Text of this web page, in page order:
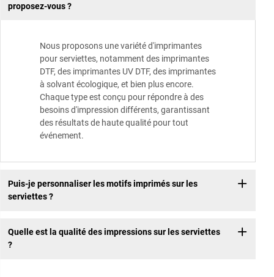
proposez-vous ?
Nous proposons une variété d'imprimantes
pour serviettes, notamment des imprimantes
DTF, des imprimantes UV DTF, des imprimantes
à solvant écologique, et bien plus encore.
Chaque type est conçu pour répondre à des
besoins d'impression différents, garantissant
des résultats de haute qualité pour tout
événement.
Puis-je personnaliser les motifs imprimés sur les
serviettes ?
Quelle est la qualité des impressions sur les serviettes
?